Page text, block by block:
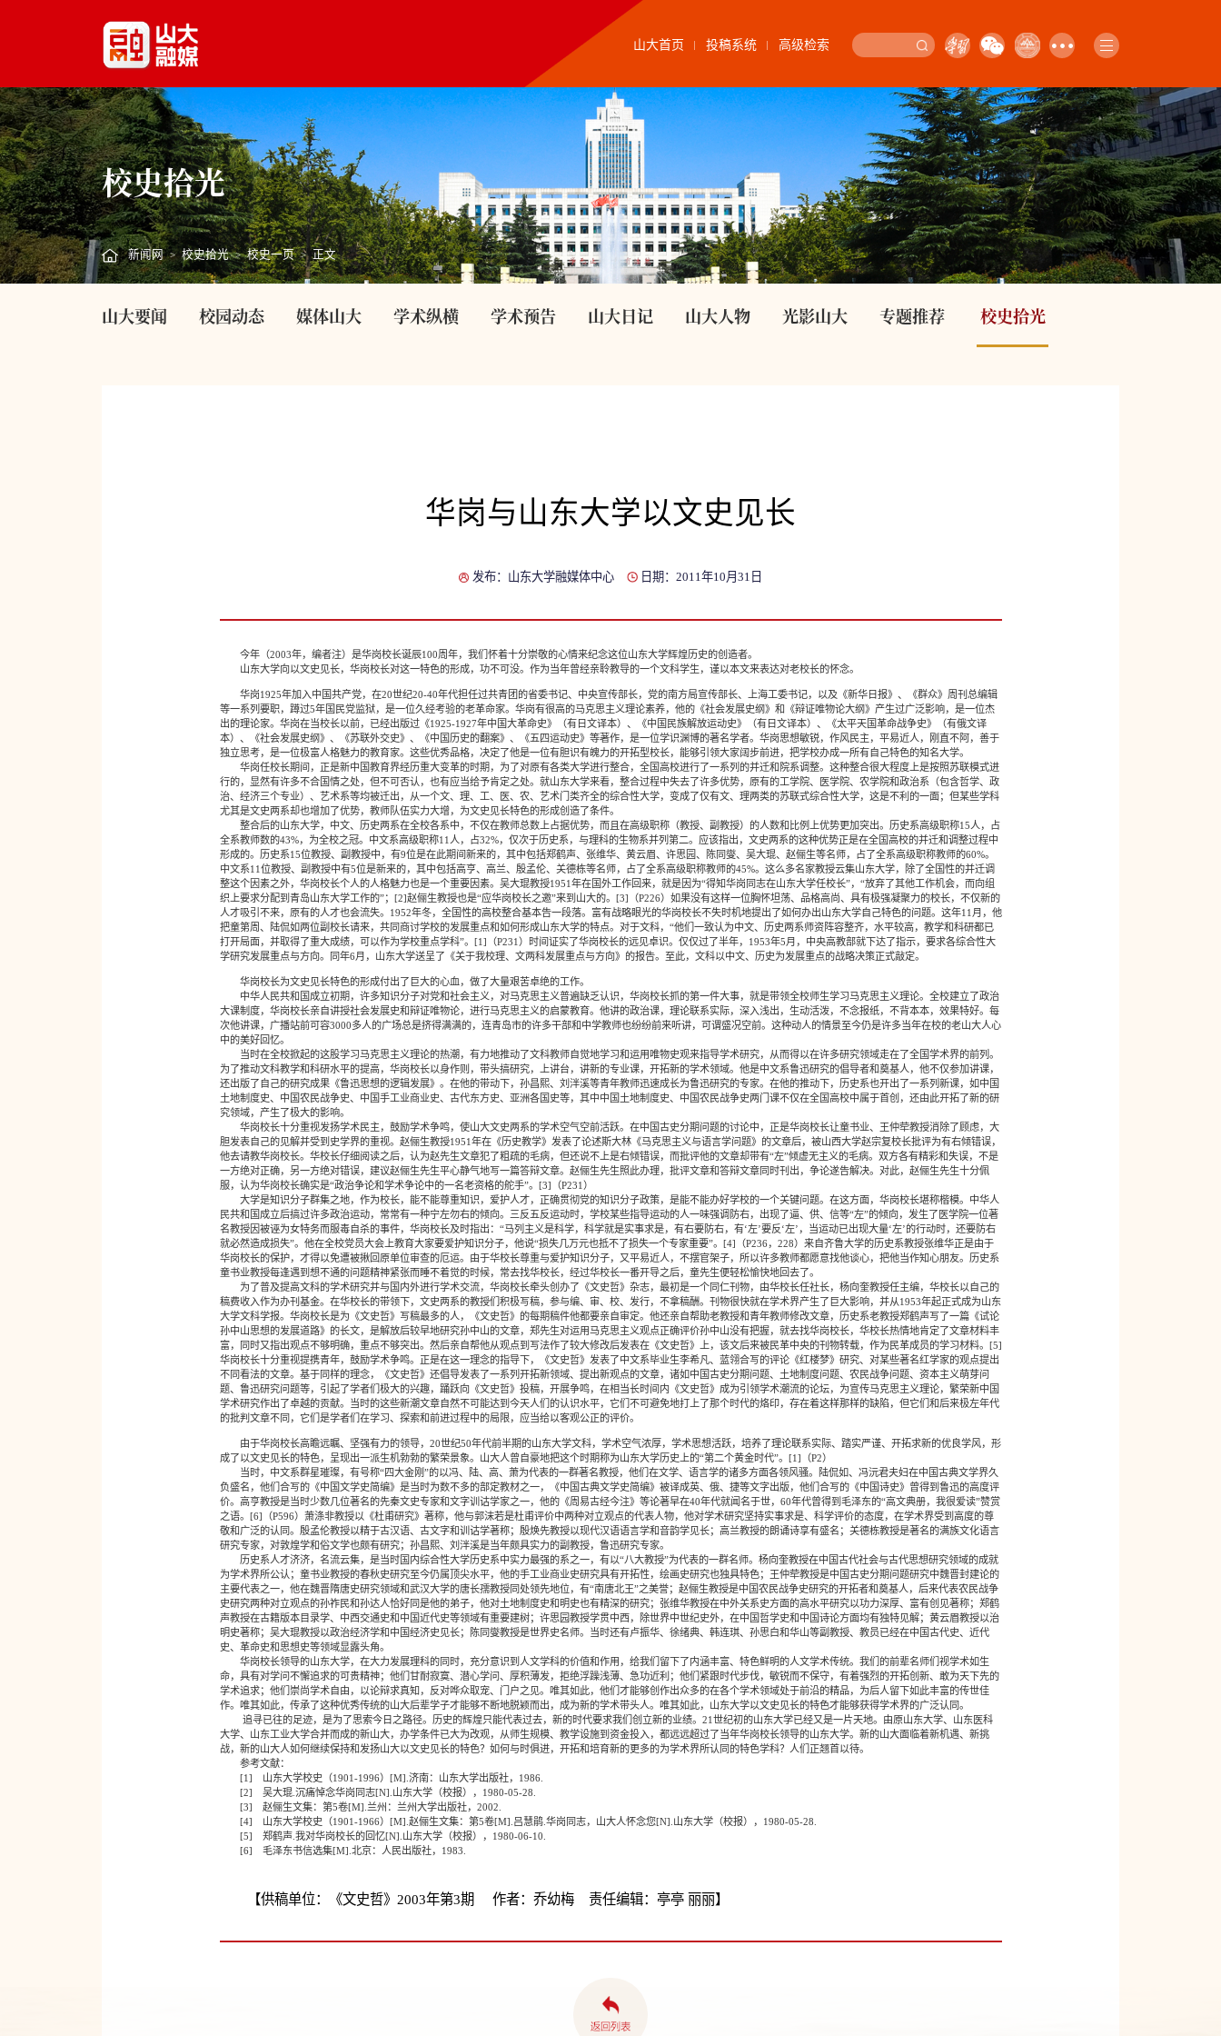
山大首页 投稿系统 高级检索
校史拾光
新闻网 > 校史拾光 > 校史一页 > 正文
山大要闻 校园动态 媒体山大 学术纵横 学术预告 山大日记 山大人物 光影山大 专题推荐 校史拾光
华岗与山东大学以文史见长
发布：山东大学融媒体中心 日期：2011年10月31日
今年（2003年，编者注）是华岗校长诞辰100周年，我们怀着十分崇敬的心情来纪念这位山东大学辉煌历史的创造者。
山东大学向以文史见长，华岗校长对这一特色的形成，功不可没。作为当年曾经亲聆教导的一个文科学生，谨以本文来表达对老校长的怀念。
华岗1925年加入中国共产党，在20世纪20-40年代担任过共青团的省委书记、中央宣传部长，党的南方局宣传部长、上海工委书记，以及《新华日报》、《群众》周刊总编辑
等一系列要职，蹲过5年国民党监狱，是一位久经考验的老革命家。华岗有很高的马克思主义理论素养，他的《社会发展史纲》和《辩证唯物论大纲》产生过广泛影响，是一位杰
出的理论家。华岗在当校长以前，已经出版过《1925-1927年中国大革命史》（有日文译本）、《中国民族解放运动史》（有日文译本）、《太平天国革命战争史》（有俄文译
本）、《社会发展史纲》、《苏联外交史》、《中国历史的翻案》、《五四运动史》等著作，是一位学识渊博的著名学者。华岗思想敏锐，作风民主，平易近人，刚直不阿，善于
独立思考，是一位极富人格魅力的教育家。这些优秀品格，决定了他是一位有胆识有魄力的开拓型校长，能够引领大家阔步前进，把学校办成一所有自己特色的知名大学。
华岗任校长期间，正是新中国教育界经历重大变革的时期，为了对原有各类大学进行整合，全国高校进行了一系列的并迁和院系调整。这种整合很大程度上是按照苏联模式进
行的，显然有许多不合国情之处，但不可否认，也有应当给予肯定之处。就山东大学来看，整合过程中失去了许多优势，原有的工学院、医学院、农学院和政治系（包含哲学、政
治、经济三个专业）、艺术系等均被迁出，从一个文、理、工、医、农、艺术门类齐全的综合性大学，变成了仅有文、理两类的苏联式综合性大学，这是不利的一面；但某些学科
尤其是文史两系却也增加了优势，教师队伍实力大增，为文史见长特色的形成创造了条件。
整合后的山东大学，中文、历史两系在全校各系中，不仅在教师总数上占据优势，而且在高级职称（教授、副教授）的人数和比例上优势更加突出。历史系高级职称15人，占
全系教师数的43%，为全校之冠。中文系高级职称11人，占32%，仅次于历史系，与理科的生物系并列第二。应该指出，文史两系的这种优势正是在全国高校的并迁和调整过程中
形成的。历史系15位教授、副教授中，有9位是在此期间新来的，其中包括郑鹤声、张维华、黄云眉、许思园、陈同燮、吴大琨、赵俪生等名师，占了全系高级职称教师的60%。
中文系11位教授、副教授中有5位是新来的，其中包括高亨、高兰、殷孟伦、关德栋等名师，占了全系高级职称教师的45%。这么多名家教授云集山东大学，除了全国性的并迁调
整这个因素之外，华岗校长个人的人格魅力也是一个重要因素。吴大琨教授1951年在国外工作回来，就是因为“得知华岗同志在山东大学任校长”，“放弃了其他工作机会，而向组
织上要求分配到青岛山东大学工作的”；[2]赵俪生教授也是“应华岗校长之邀”来到山大的。[3]（P226）如果没有这样一位胸怀坦荡、品格高尚、具有极强凝聚力的校长，不仅新的
人才吸引不来，原有的人才也会流失。1952年冬，全国性的高校整合基本告一段落。富有战略眼光的华岗校长不失时机地提出了如何办出山东大学自己特色的问题。这年11月，他
把童第周、陆侃如两位副校长请来，共同商讨学校的发展重点和如何形成山东大学的特点。对于文科，“他们一致认为中文、历史两系师资阵容整齐，水平较高，教学和科研都已
打开局面，并取得了重大成绩，可以作为学校重点学科”。[1]（P231）时间证实了华岗校长的远见卓识。仅仅过了半年，1953年5月，中央高教部就下达了指示，要求各综合性大
学研究发展重点与方向。同年6月，山东大学送呈了《关于我校理、文两科发展重点与方向》的报告。至此，文科以中文、历史为发展重点的战略决策正式敲定。
华岗校长为文史见长特色的形成付出了巨大的心血，做了大量艰苦卓绝的工作。
中华人民共和国成立初期，许多知识分子对党和社会主义，对马克思主义普遍缺乏认识，华岗校长抓的第一件大事，就是带领全校师生学习马克思主义理论。全校建立了政治
大课制度，华岗校长亲自讲授社会发展史和辩证唯物论，进行马克思主义的启蒙教育。他讲的政治课，理论联系实际，深入浅出，生动活泼，不念报纸，不背本本，效果特好。每
次他讲课，广播站前可容3000多人的广场总是挤得满满的，连青岛市的许多干部和中学教师也纷纷前来听讲，可谓盛况空前。这种动人的情景至今仍是许多当年在校的老山大人心
中的美好回忆。
当时在全校掀起的这股学习马克思主义理论的热潮，有力地推动了文科教师自觉地学习和运用唯物史观来指导学术研究，从而得以在许多研究领域走在了全国学术界的前列。
为了推动文科教学和科研水平的提高，华岗校长以身作则，带头搞研究，上讲台，讲新的专业课，开拓新的学术领域。他是中文系鲁迅研究的倡导者和奠基人，他不仅参加讲课，
还出版了自己的研究成果《鲁迅思想的逻辑发展》。在他的带动下，孙昌熙、刘泮溪等青年教师迅速成长为鲁迅研究的专家。在他的推动下，历史系也开出了一系列新课，如中国
土地制度史、中国农民战争史、中国手工业商业史、古代东方史、亚洲各国史等，其中中国土地制度史、中国农民战争史两门课不仅在全国高校中属于首创，还由此开拓了新的研
究领域，产生了极大的影响。
华岗校长十分重视发扬学术民主，鼓励学术争鸣，使山大文史两系的学术空气空前活跃。在中国古史分期问题的讨论中，正是华岗校长让童书业、王仲荦教授消除了顾虑，大
胆发表自己的见解并受到史学界的重视。赵俪生教授1951年在《历史教学》发表了论述斯大林《马克思主义与语言学问题》的文章后，被山西大学赵宗复校长批评为有右倾错误，
他去请教华岗校长。华校长仔细阅读之后，认为赵先生文章犯了粗疏的毛病，但还说不上是右倾错误，而批评他的文章却带有“左”倾虚无主义的毛病。双方各有精彩和失误，不是
一方绝对正确，另一方绝对错误，建议赵俪生先生平心静气地写一篇答辩文章。赵俪生先生照此办理，批评文章和答辩文章同时刊出，争论遂告解决。对此，赵俪生先生十分佩
服，认为华岗校长确实是“政治争论和学术争论中的一名老资格的舵手”。[3]（P231）
大学是知识分子群集之地，作为校长，能不能尊重知识，爱护人才，正确贯彻党的知识分子政策，是能不能办好学校的一个关键问题。在这方面，华岗校长堪称楷模。中华人
民共和国成立后搞过许多政治运动，常常有一种宁左勿右的倾向。三反五反运动时，学校某些指导运动的人一味强调防右，出现了逼、供、信等“左”的倾向，发生了医学院一位著
名教授因被诬为女特务而服毒自杀的事件，华岗校长及时指出：“马列主义是科学，科学就是实事求是，有右要防右，有‘左’要反‘左’，当运动已出现大量‘左’的行动时，还要防右
就必然造成损失”。他在全校党员大会上教育大家要爱护知识分子，他说“损失几万元也抵不了损失一个专家重要”。[4]（P236，228）来自齐鲁大学的历史系教授张维华正是由于
华岗校长的保护，才得以免遭被揪回原单位审查的厄运。由于华校长尊重与爱护知识分子，又平易近人，不摆官架子，所以许多教师都愿意找他谈心，把他当作知心朋友。历史系
童书业教授每逢遇到想不通的问题精神紧张而睡不着觉的时候，常去找华校长，经过华校长一番开导之后，童先生便轻松愉快地回去了。
为了普及提高文科的学术研究并与国内外进行学术交流，华岗校长牵头创办了《文史哲》杂志，最初是一个同仁刊物，由华校长任社长，杨向奎教授任主编，华校长以自己的
稿费收入作为办刊基金。在华校长的带领下，文史两系的教授们积极写稿，参与编、审、校、发行，不拿稿酬。刊物很快就在学术界产生了巨大影响，并从1953年起正式成为山东
大学文科学报。华岗校长是为《文史哲》写稿最多的人，《文史哲》的每期稿件他都要亲自审定。他还亲自帮助老教授和青年教师修改文章，历史系老教授郑鹤声写了一篇《试论
孙中山思想的发展道路》的长文，是解放后较早地研究孙中山的文章，郑先生对运用马克思主义观点正确评价孙中山没有把握，就去找华岗校长，华校长热情地肯定了文章材料丰
富，同时又指出观点不够明确，重点不够突出。然后亲自帮他从观点到写法作了较大修改后发表在《文史哲》上，该文后来被民革中央的刊物转载，作为民革成员的学习材料。[5]
华岗校长十分重视提携青年，鼓励学术争鸣。正是在这一理念的指导下，《文史哲》发表了中文系毕业生李希凡、蓝翎合写的评论《红楼梦》研究、对某些著名红学家的观点提出
不同看法的文章。基于同样的理念，《文史哲》还倡导发表了一系列开拓新领域、提出新观点的文章，诸如中国古史分期问题、土地制度问题、农民战争问题、资本主义萌芽问
题、鲁迅研究问题等，引起了学者们极大的兴趣，踊跃向《文史哲》投稿，开展争鸣，在相当长时间内《文史哲》成为引领学术潮流的论坛，为宣传马克思主义理论，繁荣新中国
学术研究作出了卓越的贡献。当时的这些新潮文章自然不可能达到今天人们的认识水平，它们不可避免地打上了那个时代的烙印，存在着这样那样的缺陷，但它们和后来极左年代
的批判文章不同，它们是学者们在学习、探索和前进过程中的局限，应当给以客观公正的评价。
由于华岗校长高瞻远瞩、坚强有力的领导，20世纪50年代前半期的山东大学文科，学术空气浓厚，学术思想活跃，培养了理论联系实际、踏实严谨、开拓求新的优良学风，形
成了以文史见长的特色，呈现出一派生机勃勃的繁荣景象。山大人曾自豪地把这个时期称为山东大学历史上的“第二个黄金时代”。[1]（P2）
当时，中文系群星璀璨，有号称“四大金刚”的以冯、陆、高、萧为代表的一群著名教授，他们在文学、语言学的诸多方面各领风骚。陆侃如、冯沅君夫妇在中国古典文学界久
负盛名，他们合写的《中国文学史简编》是当时为数不多的部定教材之一，《中国古典文学史简编》被译成英、俄、捷等文字出版，他们合写的《中国诗史》曾得到鲁迅的高度评
价。高亨教授是当时少数几位著名的先秦文史专家和文字训诂学家之一，他的《周易古经今注》等论著早在40年代就闻名于世，60年代曾得到毛泽东的“高文典册，我很爱读”赞赏
之语。[6]（P596）萧涤非教授以《杜甫研究》著称，他与郭沫若是杜甫评价中两种对立观点的代表人物，他对学术研究坚持实事求是、科学评价的态度，在学术界受到高度的尊
敬和广泛的认同。殷孟伦教授以精于古汉语、古文字和训诂学著称；殷焕先教授以现代汉语语言学和音韵学见长；高兰教授的朗诵诗享有盛名；关德栋教授是著名的满族文化语言
研究专家，对敦煌学和俗文学也颇有研究；孙昌熙、刘泮溪是当年颇具实力的副教授，鲁迅研究专家。
历史系人才济济，名流云集，是当时国内综合性大学历史系中实力最强的系之一，有以“八大教授”为代表的一群名师。杨向奎教授在中国古代社会与古代思想研究领域的成就
为学术界所公认；童书业教授的春秋史研究至今仍属顶尖水平，他的手工业商业史研究具有开拓性，绘画史研究也独具特色；王仲荦教授是中国古史分期问题研究中魏晋封建论的
主要代表之一，他在魏晋隋唐史研究领域和武汉大学的唐长孺教授同处领先地位，有“南唐北王”之美誉；赵俪生教授是中国农民战争史研究的开拓者和奠基人，后来代表农民战争
史研究两种对立观点的孙祚民和孙达人恰好同是他的弟子，他对土地制度史和明史也有精深的研究；张维华教授在中外关系史方面的高水平研究以功力深厚、富有创见著称；郑鹤
声教授在古籍版本目录学、中西交通史和中国近代史等领域有重要建树；许思园教授学贯中西，除世界中世纪史外，在中国哲学史和中国诗论方面均有独特见解；黄云眉教授以治
明史著称；吴大琨教授以政治经济学和中国经济史见长；陈同燮教授是世界史名师。当时还有卢振华、徐绪典、韩连琪、孙思白和华山等副教授、教员已经在中国古代史、近代
史、革命史和思想史等领域显露头角。
华岗校长领导的山东大学，在大力发展理科的同时，充分意识到人文学科的价值和作用，给我们留下了内涵丰富、特色鲜明的人文学术传统。我们的前辈名师们视学术如生
命，具有对学问不懈追求的可贵精神；他们甘耐寂寞、潜心学问、厚积薄发，拒绝浮躁浅薄、急功近利；他们紧跟时代步伐，敏锐而不保守，有着强烈的开拓创新、敢为天下先的
学术追求；他们崇尚学术自由，以论辩求真知，反对哗众取宠、门户之见。唯其如此，他们才能够创作出众多的在各个学术领域处于前沿的精品，为后人留下如此丰富的传世佳
作。唯其如此，传承了这种优秀传统的山大后辈学子才能够不断地脱颖而出，成为新的学术带头人。唯其如此，山东大学以文史见长的特色才能够获得学术界的广泛认同。
追寻已往的足迹，是为了思索今日之路径。历史的辉煌只能代表过去，新的时代要求我们创立新的业绩。21世纪初的山东大学已经又是一片天地。由原山东大学、山东医科
大学、山东工业大学合并而成的新山大，办学条件已大为改观，从师生规模、教学设施到资金投入，都远远超过了当年华岗校长领导的山东大学。新的山大面临着新机遇、新挑
战，新的山大人如何继续保持和发扬山大以文史见长的特色？如何与时俱进，开拓和培育新的更多的为学术界所认同的特色学科？人们正翘首以待。
参考文献：
[1] 山东大学校史（1901-1996）[M].济南：山东大学出版社，1986.
[2] 吴大琨.沉痛悼念华岗同志[N].山东大学（校报），1980-05-28.
[3] 赵俪生文集：第5卷[M].兰州：兰州大学出版社，2002.
[4] 山东大学校史（1901-1966）[M].赵俪生文集：第5卷[M].吕慧鹃.华岗同志，山大人怀念您[N].山东大学（校报），1980-05-28.
[5] 郑鹤声.我对华岗校长的回忆[N].山东大学（校报），1980-06-10.
[6] 毛泽东书信选集[M].北京：人民出版社，1983.
【供稿单位：《文史哲》2003年第3期 作者：乔幼梅 责任编辑：亭亭 丽丽】